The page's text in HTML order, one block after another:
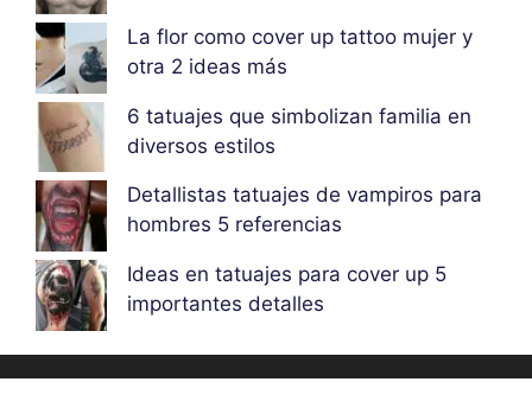
La flor como cover up tattoo mujer y
otra 2 ideas más
6 tatuajes que simbolizan familia en
diversos estilos
Detallistas tatuajes de vampiros para
hombres 5 referencias
Ideas en tatuajes para cover up 5
importantes detalles